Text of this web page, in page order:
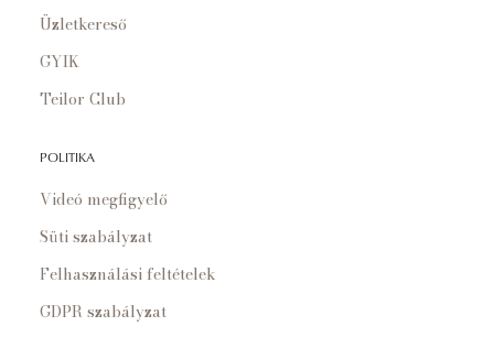
Üzletkereső
GYIK
Teilor Club
POLITIKA
Videó megfigyelő
Süti szabályzat
Felhasználási feltételek
GDPR szabályzat